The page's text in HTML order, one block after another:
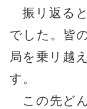
振リ返る
でした。皆
局を乗リ越
す。
この先ど